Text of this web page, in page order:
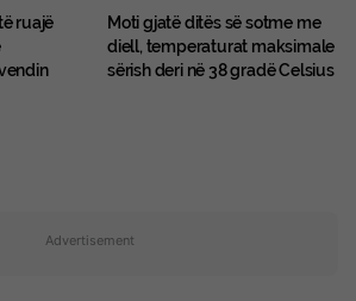
ruajë
Moti gjatë ditës së sotme me
diell, temperaturat maksimale
sërish deri në 38 gradë Celsius
Advertisement